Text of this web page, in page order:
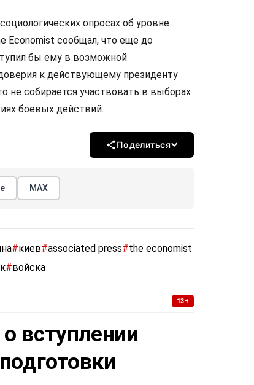
опросах об уровне
Economist сообщал, что еще до
бы ему в возможной
к действующему президенту
не собирается участвовать в выборах
боевых действий.
Поделиться
МАХ
#киев#associated press#the economist
#войска
13+
вступлении